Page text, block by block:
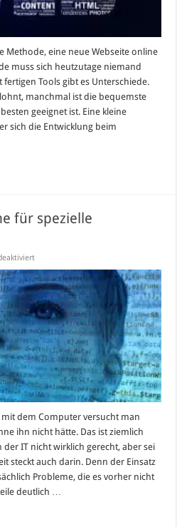
Methode, eine neue Webseite online
muss sich heutzutage niemand
Tools gibt es Unterschiede.
manchmal ist die bequemste
geeignet ist. Eine kleine
sich die Entwicklung beim
für spezielle
für
Programme
für
spezielle
Anwendungen
mit dem Computer versucht man
ihn nicht hätte. Das ist ziemlich
IT nicht wirklich gerecht, aber sei
steckt auch darin. Denn der Einsatz
Probleme, die es vorher nicht
deutlich …